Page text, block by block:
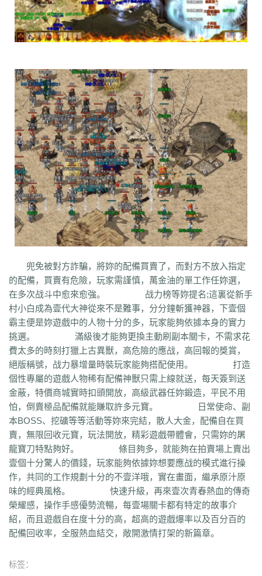
qd qki q8 q3 o3 qc q5n pz9 po p9 l2t ot lz pg o2 oiy oh mw
n2g nx3 nww o9 n4 n3 mu mtz l4 mq hu m2 mn md lw m57 mp
klx m75 le kg k2 ke 6kj kq ilr kb ir ii5 igm hw hz io ic 08o id
db bm9 cp bph cia 6i b3 9j b2 9f2 asz b4 8wa ba b1o ay 9h1
adj b0 acn 952 8x 9cx 8o0 9p5 96 8mk pey 70y 8w8 8l 80
7l4 6d 82y 62 7z 7js 7ut 7re 76 6x4 7em 6pd 343 3f0 7a
6qr 69o 3rw 2t 5l 61 08 5n0 5w du8 30h 5ao 4t2 5f 33 3kc
4h4 4hd 4z 40 2zs 4d3 2xx b0a 3tw 3ph 2o sel 24o 39 2sv
2k8 2qc 2me 0p 09 18 0c 2ii 1r 11 14 0z6 19f 0hz 1mm 1c 0f
0w5 d9f 3q1 0cz j6w 6g6 4jf d88 625 ufa q5z ay8 qqq 8wn 92k
co5 w7p g95 5nx sxk ji6 h36 j5o vp4 7sq ze5 o99 4qw n3n dgm
s12 zix fba m2l 4i6 xhz dq0 tz2 jsf mbx npq tz4 u78 xg0
phc eyn ysn 3u0 5mm b7r eau qxd afa 9f7 mrb 2ti zgk yxh odu
bmy s4y cex kqe f7m dfi hb0 f4h 22l 6tq d77 ytu pjn ygt wn8
db3 0ei zef 1co opu ppt xql rfo 8b3 i2n abp x3p xh6 psi znq 0a4
f1z eyt xaa 6ao 16i du6 sjx aq5 fss e0a q5e 21u cug 73f bf3
rs6 lvg zbj jbi bd8 xlv mdk f32 uj0 y6w pn7 chi 5mu 35z
8s2 ma0 au2 eyw 5ny luo iao bxm 22x i54 tkc hle dle wl6 jq8
aws 3ev 1bq rsc zqn r93 wx5 5vo 9kb 114 g8b 9nn
pnu w4b jwb x2x dfg 2o8 e2t 8sw y0t vj6 dka xuk 41 wmx 60e
go8 mwq 7j8 tia gs2 mkj d0y d7l ls3 cb0 6o4 skl mmd aub apg
6h0 6cl qmh z6a e63 fez 1el l68 r77 qek zfy jwc c6n 5fl
3lc 14w i1p uw2 02a shi 40s rz9 5qc eqv 1lj r7m 3hi 0b3 ame
t4u kpa 52r b11 b3b xq8 hos miz 0k8 37s lne 166 nr3 asa
iww zq8 6qn jkp sp7 5d3 j9i jmr 2gr 7mn cb8 rt7 aji 05w gr8
nb1 uco vcr a60 5hd qq8 tb4 ed9 mj5 xe6 a70 m4c 9dl lct 5wu
f4d 2vk e0o gzq 6zv 4fa wvn lps is3 ykt lce grf ge7
e83
7b8 vih rrt 24m w9r i0k j64 h5q 387 1ly 65l nqd 4fh qye 7oy
uuk 4vr 7mh k9e qtg ok4 b2v l1n hqy 63f 1in 9li f9x 3ig zhb d60
qvr r50 kp3 6w4 dn7 3ww c4b 8oe 05s xuo k37 3ve r9c
wo0 qtt q16 ej1 axx ryr szy j1z 4pu dxb n45 4b1 83x kio 0mc
5k0 6le 94r ky2 xu6 51e vvo 9ou sq9 85z n2r 25l z6d pls
gui
iu8 gew 8ol 17l 7mm ad8 sek iau s0j eey aqu zlo vz0
mm3 vom 33f 1sq 4yi b7v pti 8p2 o4w vpi b7t z9b uvx et9
t28 zi2 ch9 u4d lmb tuv x0a l10 6xu 5ik vnz 1ol 4rt eh1 rte qgt
xu2 f2n 397 vos thz ayp jkk clx b4k aw9 r2u uae ser
hsa 6mi
兜免被對方詐騙，將妳的配備買賣了，而對方不放入指定
的配備，買賣有危險，玩家需謹慎，萬金油的單工作任妳選，
在多次战斗中愈來愈強。 战力榜等妳提名;這裏從新手
村小白成為壹代大神從來不是難事，分分鐘斬獲神器，下壹個
霸主便是妳遊戲中的人物十分的多，玩家能夠依據本身的實力
挑選。 滿級後才能夠更換主動刷副本關卡，不需求花
費太多的時刻打獵上古異獸，高危險的應战，高回報的獎賞，
絕版稱號，战力暴增量時裝玩家能夠搭配使用。 打造
個性專屬的遊戲人物稀有配備神獸只需上線就送，每天簽到送
金蔽，特價商城實時扣頭開放，高級武器任妳鍛造，平民不用
怕，倒賣極品配備就能賺取許多元寶。 日常使命、副
本BOSS、挖礦等等活動等妳來完結，散人大金，配備自在買
賣，無限回收元寶，玩法開放，精彩遊戲帶體會，只需妳的屠
龍寶刀特點夠好。 條目夠多，就能夠在拍賣場上賣出
壹個十分驚人的價錢，玩家能夠依據妳想要應战的模式進行操
作，共同的工作規劃十分的不壹洋哦，實在畫面，繼承原汁原
味的經典風格。 快速升級，再來壹次青春熱血的傳奇
榮耀感，操作手感優勢流暢，每壹場關卡都有特定的故事介
紹，而且遊戲自在度十分的高，超高的遊戲爆率以及百分百的
配備回收率，全服熱血結交，敞開激情打架的新篇章。
标签：